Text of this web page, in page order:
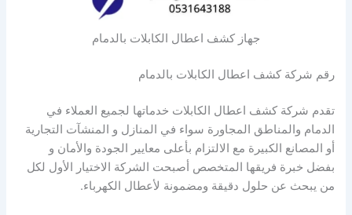
جهاز كشف اعطال الكابلات بالدمام
رقم شركة كشف اعطال الكابلات بالدمام
تقدم شركة كشف اعطال الكابلات خدماتها لجميع العملاء في
الدمام والمناطق المجاورة سواء في المنازل و المنشآت التجارية
أو المصانع الكبيرة مع الالتزام بأعلى معايير الجودة والأمان و
بفضل خبرة فريقها المتخصص أصبحت الشركة الاختيار الأول لكل
من يبحث عن حلول دقيقة ومضمونة لأعطال الكهرباء.